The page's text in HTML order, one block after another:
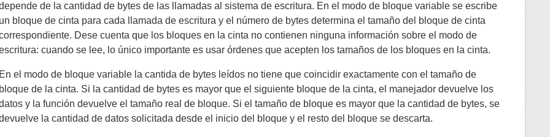
de la cantidad de bytes de las llamadas al sistema de escritura. En el modo de bloque variable se escribe
un bloque de cinta para cada llamada de escritura y el número de bytes determina el tamaño del bloque de cinta
Dese cuenta que los bloques en la cinta no contienen ninguna información sobre el modo de
cuando se lee, lo único importante es usar órdenes que acepten los tamaños de los bloques en la cinta.
En el modo de bloque variable la cantida de bytes leídos no tiene que coincidir exactamente con el tamaño de
bloque de la cinta. Si la cantidad de bytes es mayor que el siguiente bloque de la cinta, el manejador devuelve los
y la función devuelve el tamaño real de bloque. Si el tamaño de bloque es mayor que la cantidad de bytes, se
la cantidad de datos solicitada desde el inicio del bloque y el resto del bloque se descarta.